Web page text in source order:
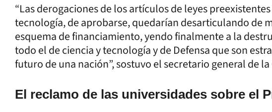
“Las derogaciones de los artículos de leyes
tecnología, de aprobarse, quedarían desarticulando de
esquema de financiamiento, yendo finalmente a la
todo el de ciencia y tecnología y de Defensa que son
futuro de una nación”, sostuvo el secretario general de la
El reclamo de las universidades sobre el